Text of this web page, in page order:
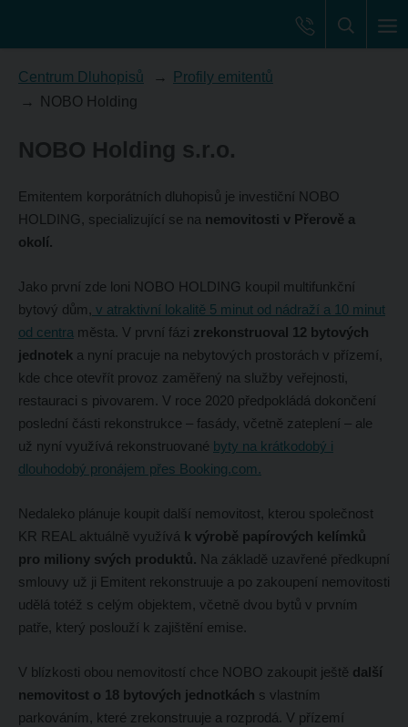
Centrum Dluhopisů
Profily emitentů
NOBO Holding
NOBO Holding s.r.o.
Emitentem korporátních dluhopisů je investiční NOBO
HOLDING, specializující se na nemovitosti v Přerově a
okolí.
Jako první zde loni NOBO HOLDING koupil multifunkční
bytový dům, v atraktivní lokalitě 5 minut od nádraží a 10 minut
od centra města. V první fázi zrekonstruoval 12 bytových
jednotek a nyní pracuje na nebytových prostorách v přízemí,
kde chce otevřít provoz zaměřený na služby veřejnosti,
restauraci s pivovarem. V roce 2020 předpokládá dokončení
poslední části rekonstrukce – fasády, včetně zateplení – ale
už nyní využívá rekonstruované byty na krátkodobý i
dlouhodobý pronájem přes Booking.com.
Nedaleko plánuje koupit další nemovitost, kterou společnost
KR REAL aktuálně využívá k výrobě papírových kelímků
pro miliony svých produktů. Na základě uzavřené předkupní
smlouvy už ji Emitent rekonstruuje a po zakoupení nemovitosti
udělá totéž s celým objektem, včetně dvou bytů v prvním
patře, který poslouží k zajištění emise.
V blízkosti obou nemovitostí chce NOBO zakoupit ještě další
nemovitost o 18 bytových jednotkách s vlastním
parkováním, které zrekonstruuje a rozprodá. V přízemí